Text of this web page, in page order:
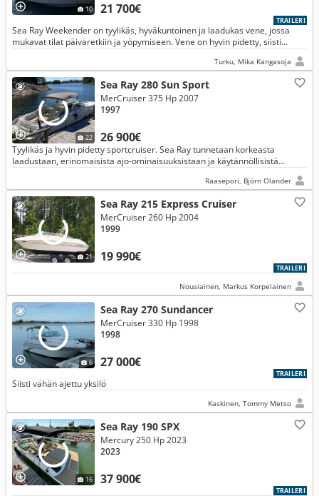
10 21 700€
TRAILERI
Sea Ray Weekender on tyylikäs, hyväkuntoinen ja laadukas vene, jossa
mukavat tilat päiväretkiin ja yöpymiseen. Vene on hyvin pidetty, siisti
Turku, Mika Kangasoja
22
Sea Ray 280 Sun Sport
26 900€
MerCruiser 375 Hp 2007
1997
Tyylikäs ja hyvin pidetty sportcruiser. Sea Ray tunnetaan korkeasta
laadustaan, erinomaisista ajo-ominaisuuksistaan ja käytännöllisistä
Raasepori, Björn Olander
21
Sea Ray 215 Express Cruiser
19 990€
MerCruiser 260 Hp 2004
1999
TRAILERI
Nousiainen, Markus Korpelainen
6
Sea Ray 270 Sundancer
27 000€
MerCruiser 330 Hp 1998
1998
TRAILERI
Siisti vähän ajettu yksilö
Kaskinen, Tommy Metso
16
Sea Ray 190 SPX
37 900€
Mercury 250 Hp 2023
2023
TRAILERI